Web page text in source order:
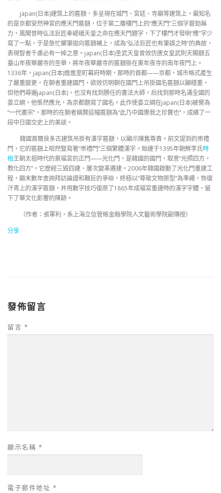
japan(日本)建筑上的匾額，多呈現在城門、宮廷、寺廟等建筑上。最知名
的是京都安然神宮的應天門匾額，位于第二層樓門上的“應天門”三個字蒼勁無
力，風聞昔時弘法巨匠奉嵯峨天皇之命在應天門題字，下了樓門才發明“應”字少
寫了一點，于是急忙擲筆拋向匾額補上，成為“弘法巨匠也有筆誤之時”的典故，
表現智者千慮必有一掉之意。japan(日本)圣武天皇曾效仿唐女皇武則天賜額五
臺山年夜華嚴寺的圣舉，將年夜華嚴寺的匾額掛在東年夜寺的南年夜門上。
1336年，japan(日本)進進室町幕府時期，那時的首都——京都，城市格式產生
了嚴重變更，在朝者重建國門，欲效仿明朝在國門上吊掛國名匾額以顯穩重，
但他們尋遍japan(日本)，也沒有找到勝任的書法大師。后找到那時名滿全國的
姜立綱，他悵然應允，為京都題寫了國名。此作使姜立綱在japan(日本)被譽為
“一代書宗”，那時的在朝者稱贊這幅匾額為“此乃中國惠我之珍寶也”，成績了一
段中日國交史上的美談。
韓國首爾良多古建筑吊掛有漢字匾額，以顯示陳舊尊貴。前文提到的崇禮
門，它的匾額上昭然豎寫著“崇禮門”三個繁體漢字。始建于1395年朝鮮李氏時
租王朝太祖時代的景福宮的正門——光化門，是韓國的國門，取意“光照四方，
教化四方”。它歷經三毀四建、屢次變革遷建。2006年韓國啟動了光化門重建工
程，顛末數年查詢拜訪論證和艱巨的爭辯，終極以“尊敬文物原型”為準繩，恢復
汗青上的漢字匾額，并用數字技巧復原了1865年成福宮重建時的漢字字體，留
下了華文化影響的陳跡。
（作者：張軍利，系上海立信管帳金融學院人文藝術學院副傳授）
分享
發佈留言
留言 *
顯示名稱 *
電子郵件地址 *